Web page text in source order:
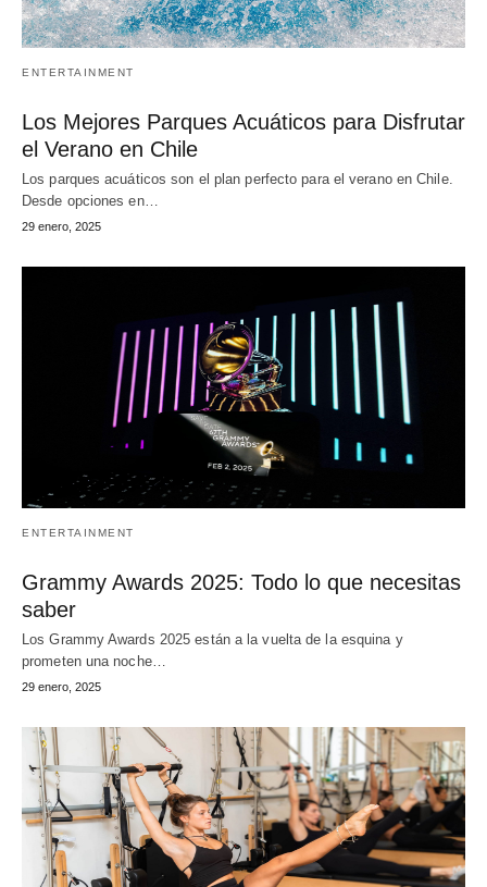
ENTERTAINMENT
Los Mejores Parques Acuáticos para Disfrutar
el Verano en Chile
Los parques acuáticos son el plan perfecto para el verano en Chile.
Desde opciones en…
29 enero, 2025
ENTERTAINMENT
Grammy Awards 2025: Todo lo que necesitas
saber
Los Grammy Awards 2025 están a la vuelta de la esquina y
prometen una noche…
29 enero, 2025